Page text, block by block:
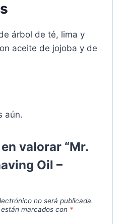
árbol de té, lima y
aceite de jojoba y de
aún.
valorar “Mr.
Oil –
no será publicada.
marcados con *